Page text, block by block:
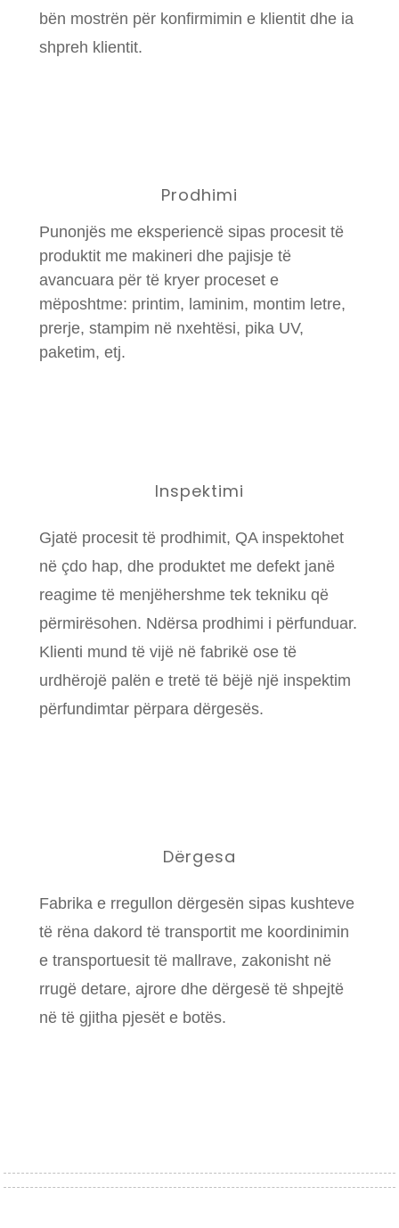
bën mostrën për konfirmimin e klientit dhe ia
shpreh klientit.
Prodhimi
Punonjës me eksperiencë sipas procesit të
produktit me makineri dhe pajisje të
avancuara për të kryer proceset e
mëposhtme: printim, laminim, montim letre,
prerje, stampim në nxehtësi, pika UV,
paketim, etj.
Inspektimi
Gjatë procesit të prodhimit, QA inspektohet
në çdo hap, dhe produktet me defekt janë
reagime të menjëhershme tek tekniku që
përmirësohen. Ndërsa prodhimi i përfunduar.
Klienti mund të vijë në fabrikë ose të
urdhërojë palën e tretë të bëjë një inspektim
përfundimtar përpara dërgesës.
Dërgesa
Fabrika e rregullon dërgesën sipas kushteve
të rëna dakord të transportit me koordinimin
e transportuesit të mallrave, zakonisht në
rrugë detare, ajrore dhe dërgesë të shpejtë
në të gjitha pjesët e botës.